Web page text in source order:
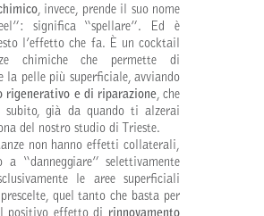
, invece, prende il suo nome
significa “spellare”. Ed è
l’effetto che fa. È un cocktail
chimiche che permette di
la pelle più superficiale, avviando
rigenerativo e di riparazione, che
subito, già da quando ti alzerai
del nostro studio di Trieste.
non hanno effetti collaterali,
“danneggiare” selettivamente
le aree superficiali
quel tanto che basta per